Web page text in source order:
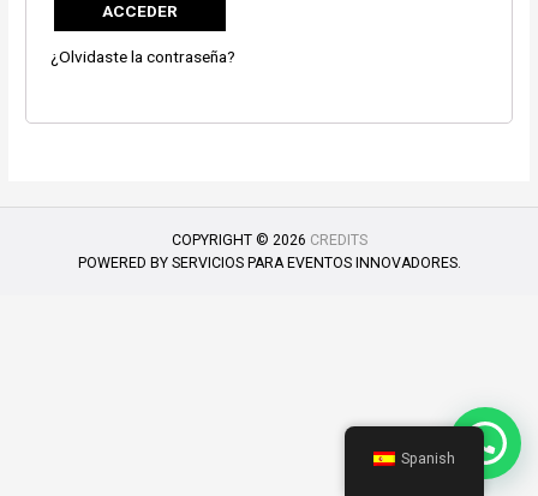
ACCEDER
¿Olvidaste la contraseña?
COPYRIGHT © 2026 CREDITS
POWERED BY SERVICIOS PARA EVENTOS INNOVADORES.
Spanish